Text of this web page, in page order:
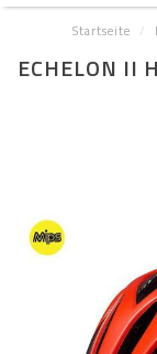
Startseite /
ECHELON II